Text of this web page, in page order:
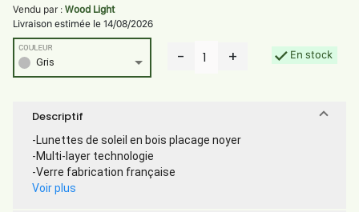
Vendu par : Wood Light
Livraison estimée le 14/08/2026
Gris
COULEUR - 1 + En stock
Descriptif
-Lunettes de soleil en bois placage noyer
-Multi-layer technologie
-Verre fabrication française
Voir plus